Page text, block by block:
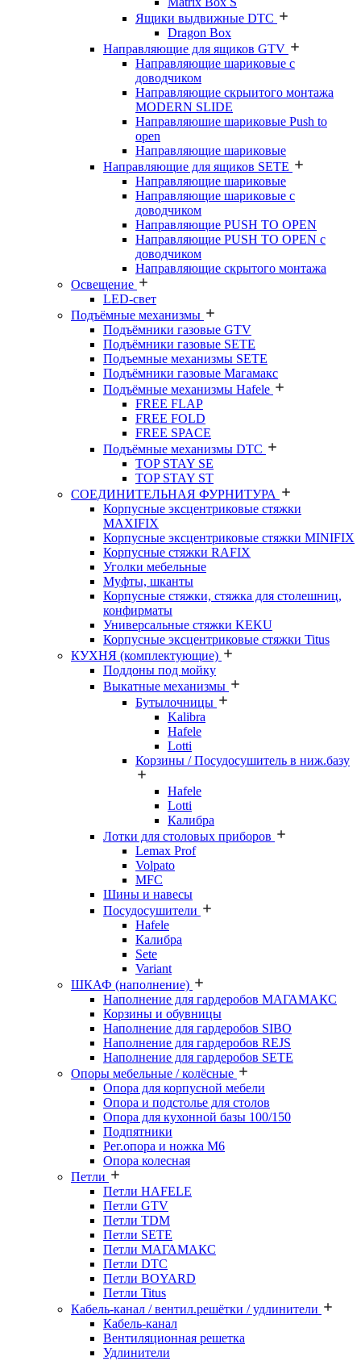
Ящики выдвижные DTC
Dragon Box
Направляющие для ящиков GTV
Направляющие шариковые с
доводчиком
Направляющие скрыитого монтажа
MODERN SLIDE
Направляюшие шариковые Push to
open
Направляющие шариковые
Направляющие для ящиков SETE
Направляющие шариковые
Направляющие шариковые с
доводчиком
Направляющие PUSH TO OPEN
Направляющие PUSH TO OPEN с
доводчиком
Направляющие скрытого монтажа
Освещение
LED-свет
Подъёмные механизмы
Подъёмники газовые GTV
Подъёмники газовые SETE
Подъемные механизмы SETE
Подъёмники газовые Магамакс
Подъёмные механизмы Hafele
FREE FLAP
FREE FOLD
FREE SPACE
Подъёмные механизмы DTC
TOP STAY SE
TOP STAY ST
СОЕДИНИТЕЛЬНАЯ ФУРНИТУРА
Корпусные эксцентриковые стяжки
MAXIFIX
Корпусные эксцентриковые стяжки MINIFIX
Корпусные стяжки RAFIX
Уголки мебельные
Муфты, шканты
Корпусные стяжки, стяжка для столешниц,
конфирматы
Универсальные стяжки KEKU
Корпусные эксцентриковые стяжки Titus
КУХНЯ (комплектующие)
Поддоны под мойку
Выкатные механизмы
Бутылочницы
Kalibra
Hafele
Lotti
Корзины / Посудосушитель в ниж.базу
Hafele
Lotti
Калибра
Лотки для столовых приборов
Lemax Prof
Volpato
MFC
Шины и навесы
Посудосушители
Hafele
Калибра
Sete
Variant
ШКАФ (наполнение)
Наполнение для гардеробов МАГАМАКС
Корзины и обувницы
Наполнение для гардеробов SIBO
Наполнение для гардеробов REJS
Наполнение для гардеробов SETE
Опоры мебельные / колёсные
Опора для корпусной мебели
Опора и подстолье для столов
Опора для кухонной базы 100/150
Подпятники
Рег.опора и ножка М6
Опора колесная
Петли
Петли HAFELE
Петли GTV
Петли TDM
Петли SETE
Петли МАГАМАКС
Петли DTC
Петли BOYARD
Петли Titus
Кабель-канал / вентил.решётки / удлинители
Кабель-канал
Вентиляционная решетка
Удлинители